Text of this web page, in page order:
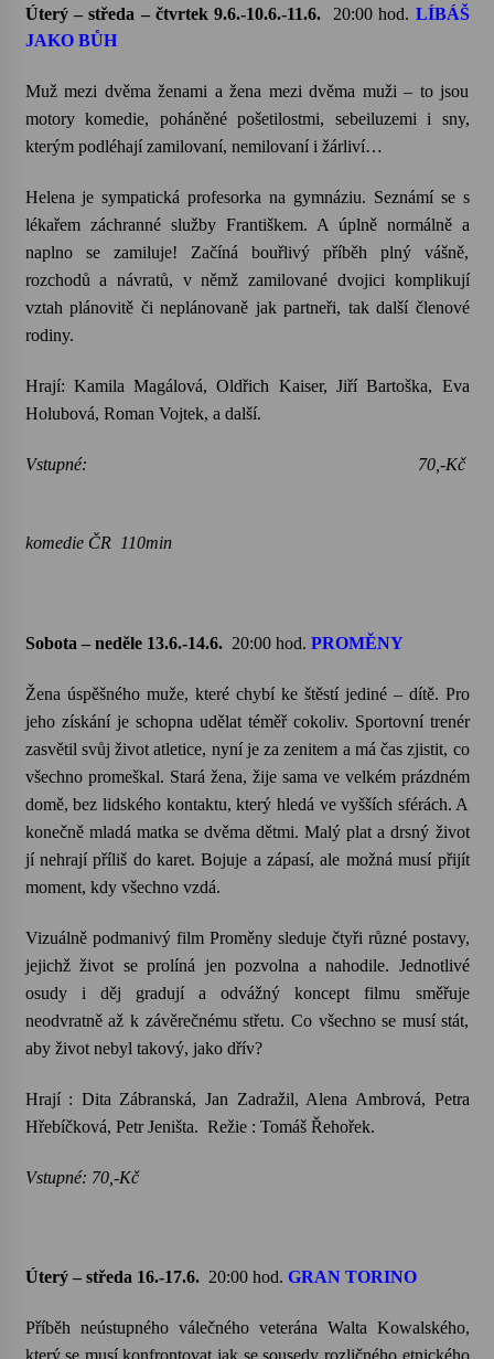
Úterý – středa – čtvrtek 9.6.-10.6.-11.6. 20:00 hod. LÍBÁŠ
JAKO BŮH
Muž mezi dvěma ženami a žena mezi dvěma muži – to jsou
motory komedie, poháněné pošetilostmi, sebeiluzemi i sny,
kterým podléhají zamilovaní, nemilovaní i žárliví…
Helena je sympatická profesorka na gymnáziu. Seznámí se s
lékařem záchranné služby Františkem. A úplně normálně a
naplno se zamiluje! Začíná bouřlivý příběh plný vášně,
rozchodů a návratů, v němž zamilované dvojici komplikují
vztah plánovitě či neplánovaně jak partneři, tak další členové
rodiny.
Hrají: Kamila Magálová, Oldřich Kaiser, Jiří Bartoška, Eva
Holubová, Roman Vojtek, a další.
Vstupné: 70,-Kč
komedie ČR 110min
Sobota – neděle 13.6.-14.6. 20:00 hod. PROMĚNY
Žena úspěšného muže, které chybí ke štěstí jediné – dítě. Pro
jeho získání je schopna udělat téměř cokoliv. Sportovní trenér
zasvětil svůj život atletice, nyní je za zenitem a má čas zjistit, co
všechno promeškal. Stará žena, žije sama ve velkém prázdném
domě, bez lidského kontaktu, který hledá ve vyšších sférách. A
konečně mladá matka se dvěma dětmi. Malý plat a drsný život
jí nehrají příliš do karet. Bojuje a zápasí, ale možná musí přijít
moment, kdy všechno vzdá.
Vizuálně podmanivý film Proměny sleduje čtyři různé postavy,
jejichž život se prolíná jen pozvolna a nahodile. Jednotlivé
osudy i děj gradují a odvážný koncept filmu směřuje
neodvratně až k závěrečnému střetu. Co všechno se musí stát,
aby život nebyl takový, jako dřív?
Hrají : Dita Zábranská, Jan Zadražil, Alena Ambrová, Petra
Hřebíčková, PetrJeništa. Režie : Tomáš Řehořek.
Vstupné: 70,-Kč
Úterý – středa 16.-17.6. 20:00 hod. GRAN TORINO
Příběh neústupného válečného veterána Walta Kowalského,
který se musí konfrontovat jak se sousedy rozličného etnického